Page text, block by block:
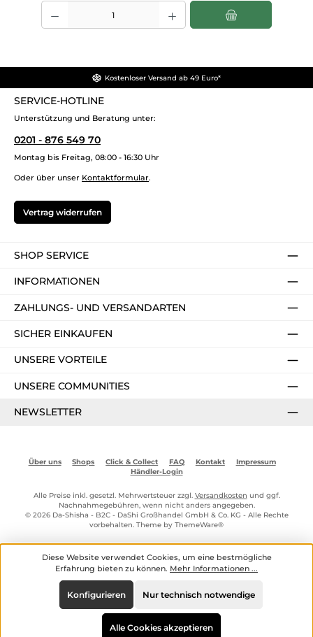
Produkt Anzahl: Gib den gewünschten Wert ein oder benutze die
Kostenloser Versand ab 49 Euro*
SERVICE-HOTLINE
Unterstützung und Beratung unter:
0201 - 876 549 70
Montag bis Freitag, 08:00 - 16:30 Uhr
Oder über unser Kontaktformular.
Vertrag widerrufen
SHOP SERVICE
INFORMATIONEN
ZAHLUNGS- UND VERSANDARTEN
SICHER EINKAUFEN
UNSERE VORTEILE
UNSERE COMMUNITIES
NEWSLETTER
Über uns Shops Click & Collect FAQ Kontakt
Impressum
Händler-Login
Alle Preise inkl. gesetzl. Mehrwertsteuer zzgl. Versandkosten und ggf.
Nachnahmegebühren, wenn nicht anders angegeben.
© 2026 Da-Shisha - B2C - DaShi Großhandel GmbH & Co. KG - Alle Rechte
vorbehalten. Theme by ThemeWare®
Diese Website verwendet Cookies, um eine bestmögliche
Erfahrung bieten zu können. Mehr Informationen ...
Nur technisch notwendige
Konfigurieren
Alle Cookies akzeptieren